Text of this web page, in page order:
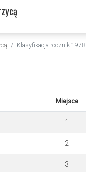
Klasyfikacja rocznik 1978
Miejsce
1
2
3